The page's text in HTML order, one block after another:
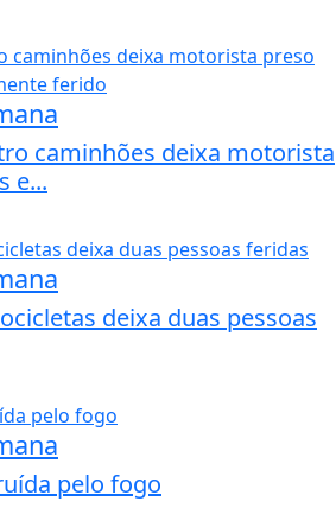
caminhões deixa motorista
e...
deixa duas pessoas
pelo fogo